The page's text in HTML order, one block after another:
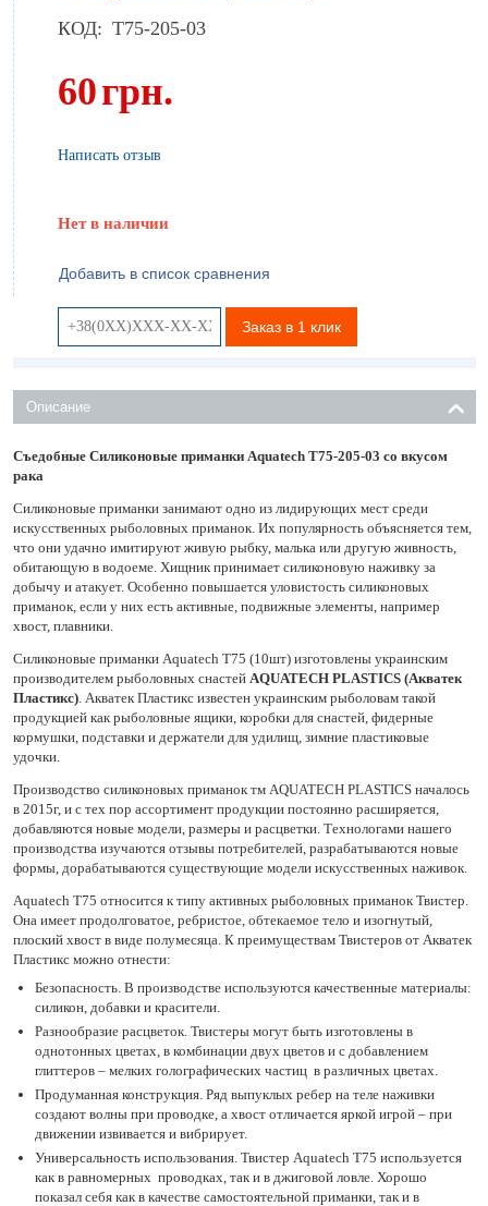
КОД: T75-205-03
60грн.
Написать отзыв
Нет в наличии
Добавить в список сравнения
Заказ в 1 клик
Описание
Съедобные Силиконовые приманки Aquatech Т75-205-03 со вкусом
рака
Силиконовые приманки занимают одно из лидирующих мест среди
искусственных рыболовных приманок. Их популярность объясняется тем,
что они удачно имитируют живую рыбку, малька или другую живность,
обитающую в водоеме. Хищник принимает силиконовую наживку за
добычу и атакует. Особенно повышается уловистость силиконовых
приманок, если у них есть активные, подвижные элементы, например
хвост, плавники.
Силиконовые приманки Aquatech Т75 (10шт) изготовлены украинским
производителем рыболовных снастей AQUATECH PLASTICS (Акватек
Пластикс). Акватек Пластикс известен украинским рыболовам такой
продукцией как рыболовные ящики, коробки для снастей, фидерные
кормушки, подставки и держатели для удилищ, зимние пластиковые
удочки.
Производство силиконовых приманок тм AQUATECH PLASTICS началось
в 2015г, и с тех пор ассортимент продукции постоянно расширяется,
добавляются новые модели, размеры и расцветки. Технологами нашего
производства изучаются отзывы потребителей, разрабатываются новые
формы, дорабатываются существующие модели искусственных наживок.
Aquatech Т75 относится к типу активных рыболовных приманок Твистер.
Она имеет продолговатое, ребристое, обтекаемое тело и изогнутый,
плоский хвост в виде полумесяца. К преимуществам Твистеров от Акватек
Пластикс можно отнести:
Безопасность. В производстве используются качественные материалы:
силикон, добавки и красители.
Разнообразие расцветок. Твистеры могут быть изготовлены в
однотонных цветах, в комбинации двух цветов и с добавлением
глиттеров – мелких голографических частиц в различных цветах.
Продуманная конструкция. Ряд выпуклых ребер на теле наживки
создают волны при проводке, а хвост отличается яркой игрой – при
движении извивается и вибрирует.
Универсальность использования. Твистер Aquatech Т75 используется
как в равномерных проводках, так и в джиговой ловле. Хорошо
показал себя как в качестве самостоятельной приманки, так и в